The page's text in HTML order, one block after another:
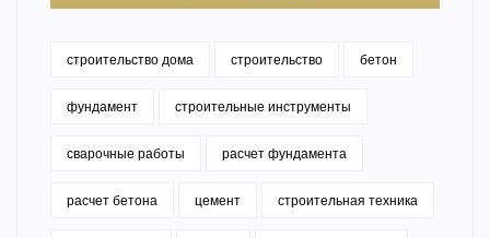
строительство дома строительство бетон
фундамент строительные инструменты
сварочные работы расчет фундамента
расчет бетона цемент строительная техника